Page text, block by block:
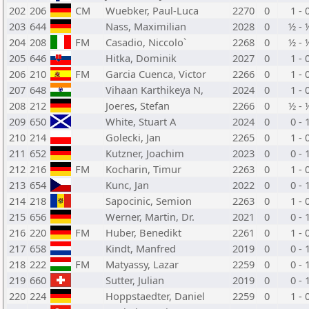
202 206 CM Wuebker, Paul-Luca 2270 0
1 -
203 644 Nass, Maximilian 2028 0
½ -
204 208 FM Casadio, Niccolo` 2268 0
½ -
205 646 Hitka, Dominik 2027 0
1 -
206 210 FM Garcia Cuenca, Victor 2266 0
1 -
207 648 Vihaan Karthikeya N, 2024 0
1 -
208 212 Joeres, Stefan 2266 0
½ -
209 650 White, Stuart A 2024 0
0 -
210 214 Golecki, Jan 2265 0
1 -
211 652 Kutzner, Joachim 2023 0
0 -
212 216 FM Kocharin, Timur 2263 0
1 -
213 654 Kunc, Jan 2022 0
0 -
214 218 Sapocinic, Semion 2263 0
1 -
215 656 Werner, Martin, Dr. 2021 0
0 -
216 220 FM Huber, Benedikt 2261 0
1 -
217 658 Kindt, Manfred 2019 0
0 -
218 222 FM Matyassy, Lazar 2259 0
0 -
219 660 Sutter, Julian 2019 0
0 -
220 224 Hoppstaedter, Daniel 2259 0
1 -